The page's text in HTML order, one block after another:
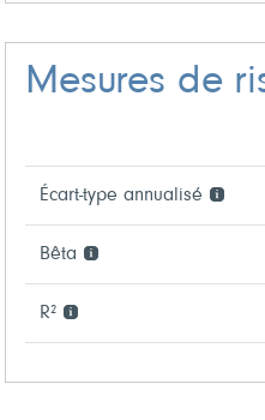
Mesures de
Écart-type annualisé
Bêta
R²